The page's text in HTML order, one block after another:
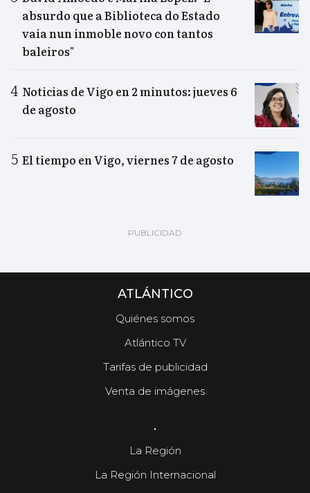
absurdo que a Biblioteca do Estado
vaia nun inmoble novo con tantos
baleiros"
Noticias de Vigo en 2 minutos: jueves 6
de agosto
El tiempo en Vigo, viernes 7 de agosto
ATLÁNTICO
Quiénes somos
Atlántico TV
Tarifas de publicidad
Venta de imágenes
.
La Región
La Región Internacional